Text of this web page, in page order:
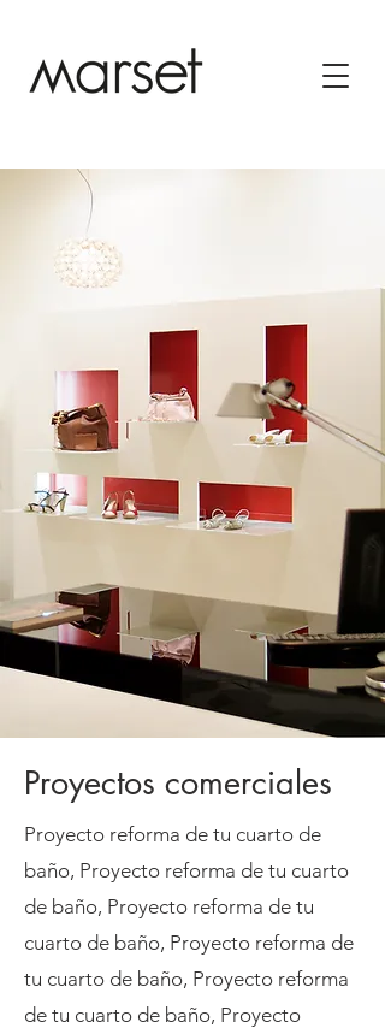
Proyectos comerciales
Proyecto reforma de tu cuarto de
baño, Proyecto reforma de tu cuarto
de baño, Proyecto reforma de tu
cuarto de baño, Proyecto reforma de
tu cuarto de baño, Proyecto reforma
de tu cuarto de baño, Proyecto